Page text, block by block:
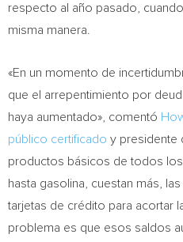
respecto al año pasado,
misma manera.
«En un momento de
que el arrepentimiento por
haya aumentado», comentó
público certificado y presidente
productos básicos de todos
hasta gasolina, cuestan más,
tarjetas de crédito para acortar
problema es que esos saldos